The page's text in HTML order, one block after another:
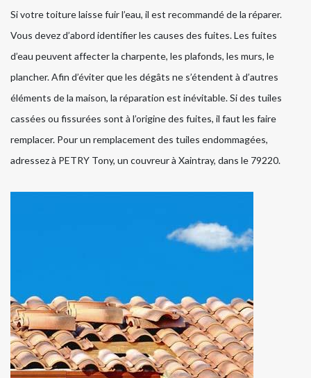
Si votre toiture laisse fuir l’eau, il est recommandé de la réparer.
Vous devez d’abord identifier les causes des fuites. Les fuites
d’eau peuvent affecter la charpente, les plafonds, les murs, le
plancher. Afin d’éviter que les dégâts ne s’étendent à d’autres
éléments de la maison, la réparation est inévitable. Si des tuiles
cassées ou fissurées sont à l’origine des fuites, il faut les faire
remplacer. Pour un remplacement des tuiles endommagées,
adressez à PETRY Tony, un couvreur à Xaintray, dans le 79220.